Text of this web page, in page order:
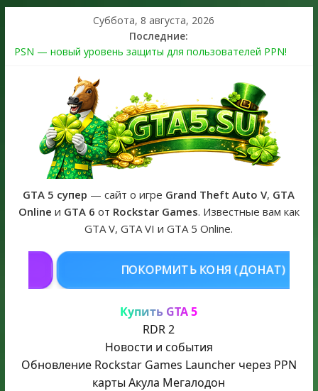
Суббота, 8 августа, 2026
Последние:
PSN — новый уровень защиты для пользователей PPN!
The Kortz Center Heist выйдет в GTA Online уже 14 июля
Регистрация в Rockstar Games Social Club ошибка #1.500.7:
как зарегистрировать аккаунт и войти без проблем в 2026
Получайте особые награды в GTA Online по программе
Fine Art Collector
GTA 6 официальная обложка игры и Предзаказ Grand Theft
Auto VI
GTA 5 супер — сайт о игре Grand Theft Auto V, GTA
Online и GTA 6 от Rockstar Games. Известные вам как
GTA V, GTA VI и GTA 5 Online.
КУПИТЬ GTA 5
Купить GTA 5
RDR 2
Новости и события
Обновление Rockstar Games Launcher через PPN
карты Акула Мегалодон